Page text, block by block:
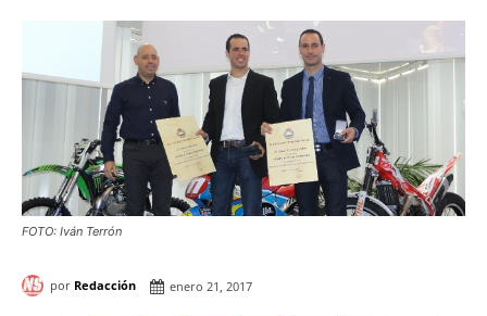
FOTO: Iván Terrón
por Redacción enero 21, 2017